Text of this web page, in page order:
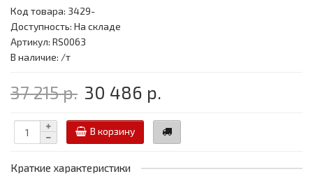
Код товара: 3429-
Доступность: На складе
Артикул: RS0063
В наличие: /т
37 215 р. 30 486 р.
В корзину
Краткие характеристики